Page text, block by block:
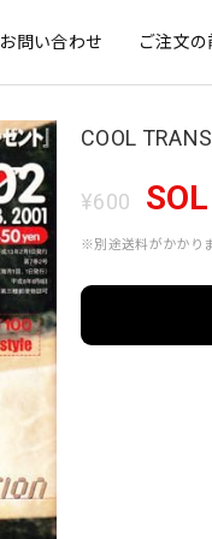
お問い合わせ ご注文の
COOL
¥600
※別途送料がかかりま